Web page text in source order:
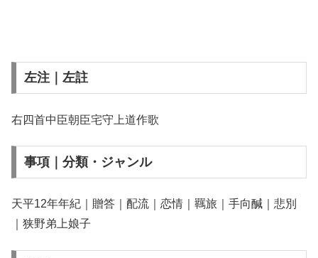
左注｜左註
右四首中臣朝臣宅守上道作歌
事項｜分類・ジャンル
天平12年年紀｜贈答｜配流｜恋情｜羈旅｜手向醎｜悲別
｜狭野弟上娘子